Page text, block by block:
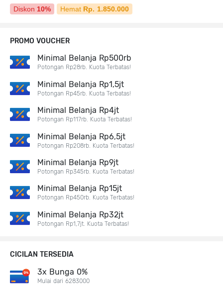
Diskon 10% Hemat Rp. 1.850.000
PROMO VOUCHER
Minimal Belanja Rp500rb
Potongan Rp28rb. Kuota Terbatas!
Minimal Belanja Rp1,5jt
Potongan Rp45rb. Kuota Terbatas!
Minimal Belanja Rp4jt
Potongan Rp117rb. Kuota Terbatas!
Minimal Belanja Rp6,5jt
Potongan Rp208rb. Kuota Terbatas!
Minimal Belanja Rp9jt
Potongan Rp345rb. Kuota Terbatas!
Minimal Belanja Rp15jt
Potongan Rp450rb. Kuota Terbatas!
Minimal Belanja Rp32jt
Potongan Rp1,7jt. Kuota Terbatas!
CICILAN TERSEDIA
3x Bunga 0%
Mulai dari 6283000